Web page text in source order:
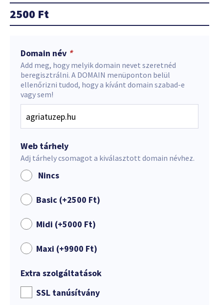
2500 Ft
Domain név *
Add meg, hogy melyik domain nevet szeretnéd
beregisztrálni. A DOMAIN menüponton belül
ellenőrizni tudod, hogy a kívánt domain szabad-e
vagy sem!
Web tárhely
Adj tárhely csomagot a kiválasztott domain névhez.
Nincs
Basic (+2500 Ft)
Midi (+5000 Ft)
Maxi (+9900 Ft)
Extra szolgáltatások
SSL tanúsítvány